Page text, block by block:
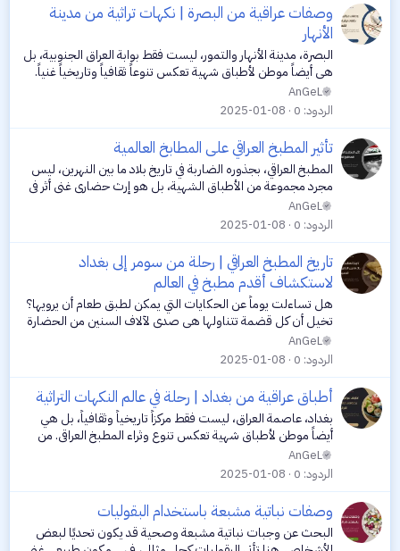
وصفات عراقية من البصرة | نكهات تراثية من مدينة
الأنهار
البصرة، مدينة الأنهار والتمور، ليست فقط بوابة العراق الجنوبية، بل
هي أيضاً موطن لأطباق شهية تعكس تنوعاً ثقافياً وتاريخياً غنياً.
بفضل موقعها الاستراتيجي على شط العرب، تأثرت البصرة بمجموعة
من...
AnGeL
الردود 0
2025-01-08
تأثير المطبخ العراقي على المطابخ العالمية
المطبخ العراقي، بجذوره الضاربة في تاريخ بلاد ما بين النهرين، ليس
مجرد مجموعة من الأطباق الشهية، بل هو إرث حضاري غني أثر في
العديد من المطابخ العالمية. من الألواح المسمارية التي وثقت
وصفات الطهي...
AnGeL
الردود 0
2025-01-08
تاريخ المطبخ العراقي | رحلة من سومر إلى بغداد
لاستكشاف أقدم مطبخ في العالم
هل تساءلت يوماً عن الحكايات التي يمكن لطبق طعام أن يرويها؟
تخيل أن كل قضمة تتناولها هي صدى لآلاف السنين من الحضارة
والتاريخ. في هذا المقال، سنأخذك في رحلة فريدة لاستكشاف تاريخ
المطبخ العراقي...
AnGeL
الردود 0
2025-01-08
أطباق عراقية من بغداد | رحلة في عالم النكهات التراثية
بغداد، عاصمة العراق، ليست فقط مركزاً تاريخياً وثقافياً، بل هي
أيضاً موطن لأطباق شهية تعكس تنوع وثراء المطبخ العراقي. من
الأطباق التقليدية التي تُحضر في المناسبات الخاصة إلى الأكلات
الشعبية التي...
AnGeL
الردود 0
2025-01-08
وصفات نباتية مشبعة باستخدام البقوليات
البحث عن وجبات نباتية مشبعة وصحية قد يكون تحديًا لبعض